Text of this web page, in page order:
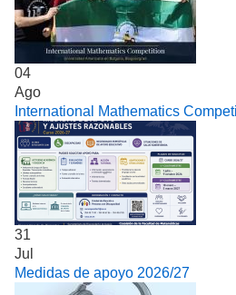
04
Ago
International Mathematics
31
Jul
Medidas de apoyo 2026/27